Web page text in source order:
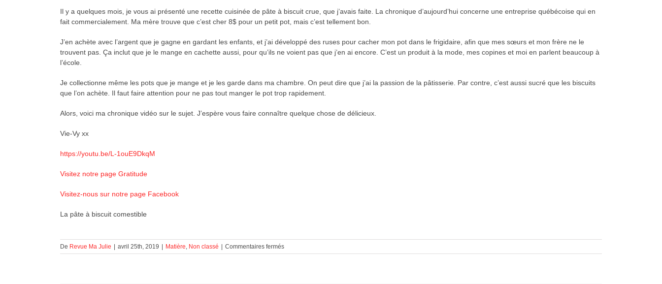
Il y a quelques mois, je vous ai présenté une recette cuisinée de pâte à biscuit crue, que j’avais faite. La chronique d’aujourd’hui concerne une entreprise québécoise qui en
fait commercialement. Ma mère trouve que c’est cher 8$ pour un petit pot, mais c’est tellement bon.
J’en achète avec l’argent que je gagne en gardant les enfants, et j’ai développé des ruses pour cacher mon pot dans le frigidaire, afin que mes sœurs et mon frère ne le
trouvent pas. Ça inclut que je le mange en cachette aussi, pour qu’ils ne voient pas que j’en ai encore. C’est un produit à la mode, mes copines et moi en parlent beaucoup à
l’école.
Je collectionne même les pots que je mange et je les garde dans ma chambre. On peut dire que j’ai la passion de la pâtisserie. Par contre, c’est aussi sucré que les biscuits
que l’on achète. Il faut faire attention pour ne pas tout manger le pot trop rapidement.
Alors, voici ma chronique vidéo sur le sujet. J’espère vous faire connaître quelque chose de délicieux.
Vie-Vy xx
https://youtu.be/L-1ouE9DkqM
Visitez notre page Gratitude
Visitez-nous sur notre page Facebook
La pâte à biscuit comestible
De Revue Ma Julie | avril 25th, 2019 | Matière, Non classé | Commentaires ferméssur
La